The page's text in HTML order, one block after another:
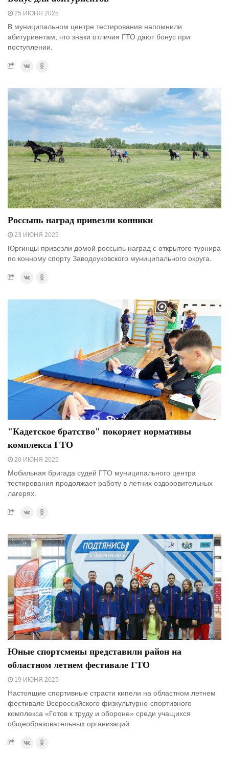
25 ИЮНЯ 2025
В муниципальном центре тестирования напомнили
абитуриентам, что знаки отличия ГТО дают бонус при
поступлении.
Россыпь наград привезли конники
23 ИЮНЯ 2025
Юргинцы привезли домой россыпь наград с открытого турнира
по конному спорту Заводоуковского муниципального округа.
"Кадетское братство" покоряет нормативы
комплекса ГТО
20 ИЮНЯ 2025
Мобильная бригада судей ГТО муниципального центра
тестирования продолжает работу в летних оздоровительных
лагерях.
Юные спортсмены представили район на
областном летнем фестивале ГТО
19 ИЮНЯ 2025
Настоящие спортивные страсти кипели на областном летнем
фестивале Всероссийского физкультурно-спортивного
комплекса «Готов к труду и обороне» среди учащихся
общеобразовательных организаций.